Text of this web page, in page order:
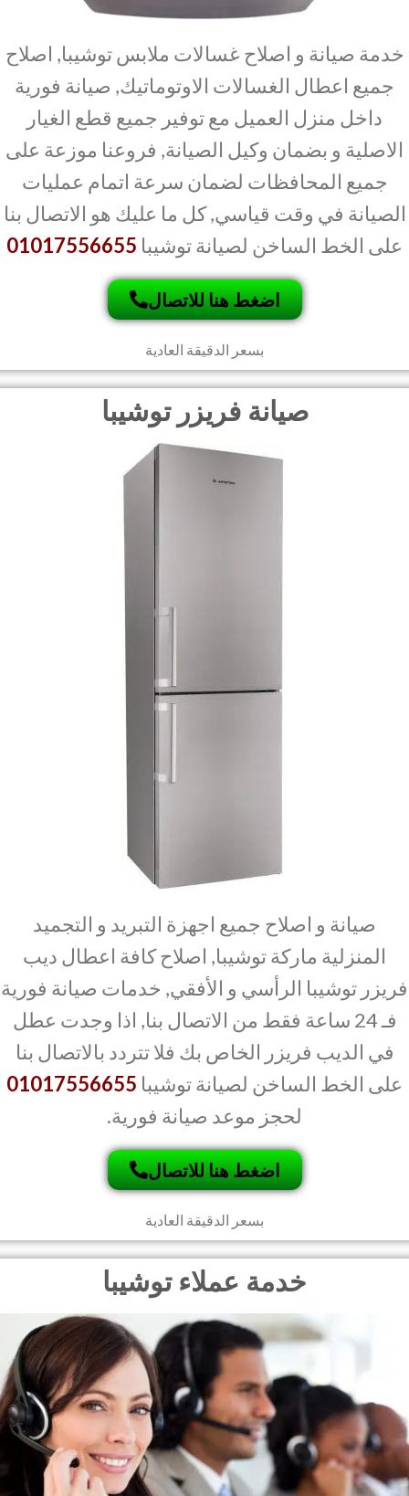
خدمة صيانة و اصلاح غسالات ملابس توشيبا, اصلاح
جميع اعطال الغسالات الاوتوماتيك, صيانة فورية
داخل منزل العميل مع توفير جميع قطع الغيار
الاصلية و بضمان وكيل الصيانة, فروعنا موزعة على
جميع المحافظات لضمان سرعة اتمام عمليات
الصيانة في وقت قياسي, كل ما عليك هو الاتصال بنا
على الخط الساخن لصيانة توشيبا 01017556655
اضغط هنا للاتصال
بسعر الدقيقة العادية
صيانة فريزر توشيبا
صيانة و اصلاح جميع اجهزة التبريد و التجميد
المنزلية ماركة توشيبا, اصلاح كافة اعطال ديب
فريزر توشيبا الرأسي و الأفقي, خدمات صيانة فورية
فـ 24 ساعة فقط من الاتصال بنا, اذا وجدت عطل
في الديب فريزر الخاص بك فلا تتردد بالاتصال بنا
على الخط الساخن لصيانة توشيبا 01017556655
لحجز موعد صيانة فورية.
اضغط هنا للاتصال
بسعر الدقيقة العادية
خدمة عملاء توشيبا